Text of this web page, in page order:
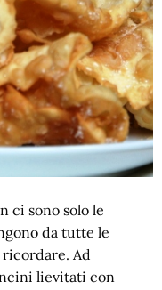
ci sono solo le
da tutte le
ricordare. Ad
lievitati con